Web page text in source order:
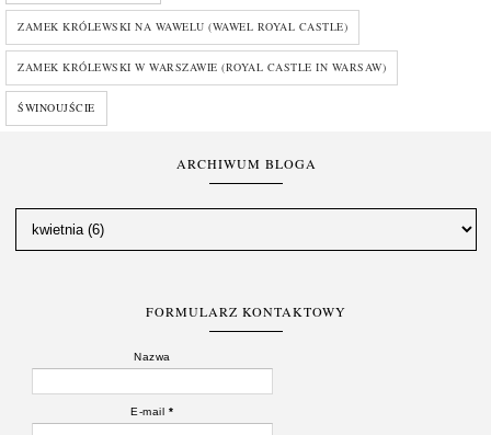
ZAMEK KRÓLEWSKI NA WAWELU (WAWEL ROYAL CASTLE)
ZAMEK KRÓLEWSKI W WARSZAWIE (ROYAL CASTLE IN WARSAW)
ŚWINOUJŚCIE
ARCHIWUM BLOGA
FORMULARZ KONTAKTOWY
Nazwa
E-mail *